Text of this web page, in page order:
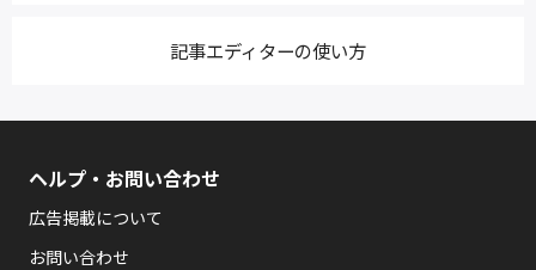
記事エディターの使い方
ヘルプ・お問い合わせ
広告掲載について
お問い合わせ